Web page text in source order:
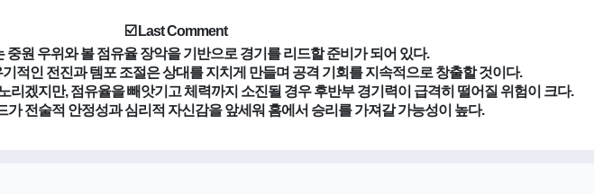
☑️ Last Comment
중원 우위와 볼 점유율 장악을 기반으로 경기를 리드할 준비가 되어 있다.
적인 전진과 템포 조절은 상대를 지치게 만들며 공격 기회를 지속적으로 창출할 것이다.
리겠지만, 점유율을 빼앗기고 체력까지 소진될 경우 후반부 경기력이 급격히 떨어질 위험이 크다.
가 전술적 안정성과 심리적 자신감을 앞세워 홈에서 승리를 가져갈 가능성이 높다.